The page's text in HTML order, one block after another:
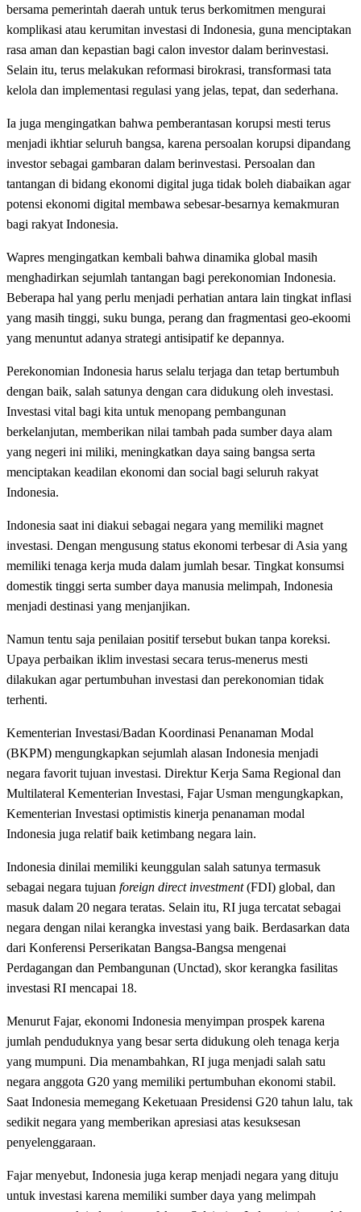
bersama pemerintah daerah untuk terus berkomitmen mengurai
komplikasi atau kerumitan investasi di Indonesia, guna menciptakan
rasa aman dan kepastian bagi calon investor dalam berinvestasi.
Selain itu, terus melakukan reformasi birokrasi, transformasi tata
kelola dan implementasi regulasi yang jelas, tepat, dan sederhana.
Ia juga mengingatkan bahwa pemberantasan korupsi mesti terus
menjadi ikhtiar seluruh bangsa, karena persoalan korupsi dipandang
investor sebagai gambaran dalam berinvestasi. Persoalan dan
tantangan di bidang ekonomi digital juga tidak boleh diabaikan agar
potensi ekonomi digital membawa sebesar-besarnya kemakmuran
bagi rakyat Indonesia.
Wapres mengingatkan kembali bahwa dinamika global masih
menghadirkan sejumlah tantangan bagi perekonomian Indonesia.
Beberapa hal yang perlu menjadi perhatian antara lain tingkat inflasi
yang masih tinggi, suku bunga, perang dan fragmentasi geo-ekoomi
yang menuntut adanya strategi antisipatif ke depannya.
Perekonomian Indonesia harus selalu terjaga dan tetap bertumbuh
dengan baik, salah satunya dengan cara didukung oleh investasi.
Investasi vital bagi kita untuk menopang pembangunan
berkelanjutan, memberikan nilai tambah pada sumber daya alam
yang negeri ini miliki, meningkatkan daya saing bangsa serta
menciptakan keadilan ekonomi dan social bagi seluruh rakyat
Indonesia.
Indonesia saat ini diakui sebagai negara yang memiliki magnet
investasi. Dengan mengusung status ekonomi terbesar di Asia yang
memiliki tenaga kerja muda dalam jumlah besar. Tingkat konsumsi
domestik tinggi serta sumber daya manusia melimpah, Indonesia
menjadi destinasi yang menjanjikan.
Namun tentu saja penilaian positif tersebut bukan tanpa koreksi.
Upaya perbaikan iklim investasi secara terus-menerus mesti
dilakukan agar pertumbuhan investasi dan perekonomian tidak
terhenti.
Kementerian Investasi/Badan Koordinasi Penanaman Modal
(BKPM) mengungkapkan sejumlah alasan Indonesia menjadi
negara favorit tujuan investasi. Direktur Kerja Sama Regional dan
Multilateral Kementerian Investasi, Fajar Usman mengungkapkan,
Kementerian Investasi optimistis kinerja penanaman modal
Indonesia juga relatif baik ketimbang negara lain.
Indonesia dinilai memiliki keunggulan salah satunya termasuk
sebagai negara tujuan foreign direct investment(FDI) global, dan
masuk dalam 20 negara teratas. Selain itu, RI juga tercatat sebagai
negara dengan nilai kerangka investasi yang baik. Berdasarkan data
dari Konferensi Perserikatan Bangsa-Bangsa mengenai
Perdagangan dan Pembangunan (Unctad), skor kerangka fasilitas
investasi RI mencapai 18.
Menurut Fajar, ekonomi Indonesia menyimpan prospek karena
jumlah penduduknya yang besar serta didukung oleh tenaga kerja
yang mumpuni. Dia menambahkan, RI juga menjadi salah satu
negara anggota G20 yang memiliki pertumbuhan ekonomi stabil.
Saat Indonesia memegang Keketuaan Presidensi G20 tahun lalu, tak
sedikit negara yang memberikan apresiasi atas kesuksesan
penyelenggaraan.
Fajar menyebut, Indonesia juga kerap menjadi negara yang dituju
untuk investasi karena memiliki sumber daya yang melimpah